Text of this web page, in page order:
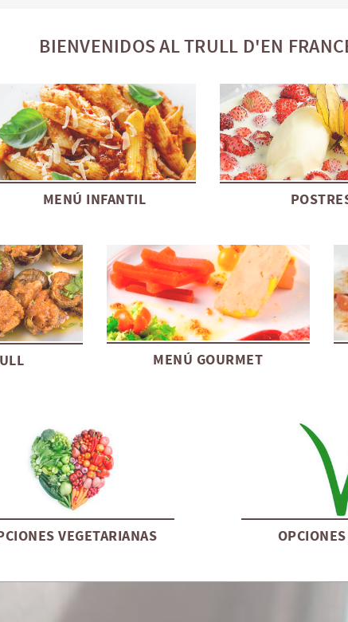
BIENVENIDOS AL TRULL D'EN
MENÚ INFANTIL
MENÚ GOURMET
VEGETARIANAS